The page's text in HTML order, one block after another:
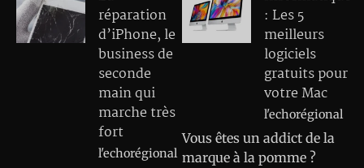
réparation
d’iPhone, le
business de
seconde
main qui
marche très
fort
l'echorégional
: Les 5
meilleurs
logiciels
gratuits pour
votre Mac
l'echorégional
Vous êtes un addict de la
marque à la pomme ?